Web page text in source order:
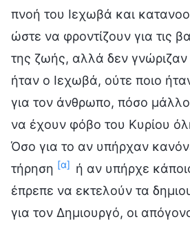
πνοή του Ιεχωβά και
ώστε να φροντίζουν για τις
της ζωής, αλλά δεν γνώριζαν
ήταν ο Ιεχωβά, ούτε ποιο
για τον άνθρωπο, πόσο
να έχουν φόβο του Κυρίου
Όσο για το αν υπήρχαν
τήρηση [α] ή αν υπήρχε
έπρεπε να εκτελούν τα
για τον Δημιουργό, οι